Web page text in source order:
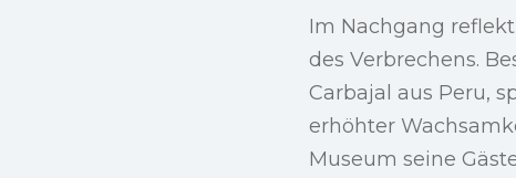
Im Nachgang
des Verbrechens.
Carbajal aus Peru,
erhöhter
Museum seine